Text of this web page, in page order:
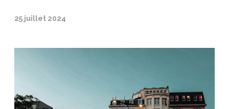
25 juillet 2024